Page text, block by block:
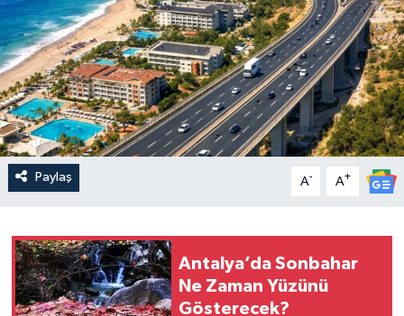
Paylaş A- A+
Antalya’da Sonbahar
Ne Zaman Yüzünü
Gösterecek?